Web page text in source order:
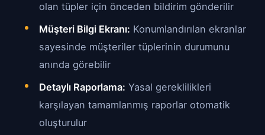
olan tüpler için önceden bildirim gönderilir
Müşteri Bilgi Ekranı: Konumlandırılan ekranlar
sayesinde müşteriler tüplerinin durumunu
anında görebilir
Detaylı Raporlama: Yasal gereklilikleri
karşılayan tamamlanmış raporlar otomatik
oluşturulur